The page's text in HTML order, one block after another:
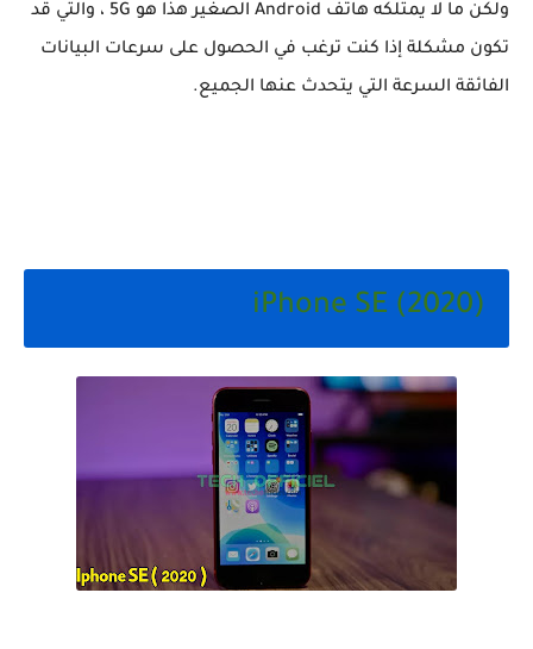
ولكن ما لا يمتلكه هاتف Android الصغير هذا هو 5G ، والتي قد
تكون مشكلة إذا كنت ترغب في الحصول على سرعات البيانات
الفائقة السرعة التي يتحدث عنها الجميع.
iPhone SE (2020)